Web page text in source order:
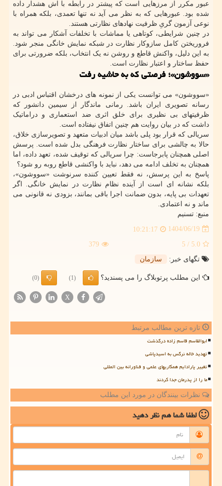
عبور مکرر از مرزهایی است که پیشتر در رابطه با اش هشدار داده
شده بود. عبورهایی که به نظر می آید نه تنها تعمدی، بلکه همراه با
نوعی آزمون گریِ ظرفیت نهادهای نظارتی هستند.
در چنین شرایطی، کوتاهی یا مماشات با تخلفات آشکار می تواند به
فروریختن کامل سازوکار نظارت در شبکه نمایش خانگی منجر شود.
به این دلیل، واکنش قاطع و روشن نه یک انتخاب، بلکه ضرورتی برای
حفظ ساختار و اعتبار نظارت است.
«سووشون»؛ فرصتی که به حاشیه رفت
«سووشون» می توانست یکی از نمونه های درخشان اقتباس ادبی در
رسانه تصویری ایران باشد. رمانی ماندگار از سیمین دانشور که
ظرفیتهای بی نظیری برای خلق اثری ضد استعماری و دراماتیک
داشت که در بیان روایت هم چنین اتفاق نیفتاده است.
سریالی که قرار بود پلی باشد میان ادبیات متعهد و تصویرسازی خلاق،
حالا به چالشی برای ساختار نظارت فرهنگی بدل شده است. پرسش
اصلی همچنان پابرجاست: چرا سریالی که توقیف شده، تعهد داده، اما
همچنان به تخلف ادامه می دهد، نباید با واکنشی قاطع روبه رو شود؟
پاسخ به این پرسش، نه فقط تعیین کننده سرنوشت «سووشون»،
بلکه نشانه ای است از آینده نظام نظارت در نمایش خانگی. اگر
تعهدات بی پایه، بدون ضمانت اجرا باقی بمانند، بزودی نه قانونی می
ماند و نه اعتمادی.
منبع: تسنیم
1404/06/19
10:21:17
5.0
/ 5
379
تگهای خبر:
سازمان
این مطلب پرتوبلاگ را می پسندید؟ (1)
(0)
X
تازه ترین مطالب مرتبط
ابوالقاسم قاسم زاده درگذشت
تهدید خاله نرگس به اسیدپاشی
تغییر پارادایم همکاریهای علمی و فناورانه بین المللی
ما را از پدرمان جدا کردند
نظرات بینندگان در مورد این مطلب
لطفا شما همنظر دهید